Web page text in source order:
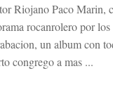
Riojano Paco Marin,
rocanrolero por
un album con
congrego a mas ...